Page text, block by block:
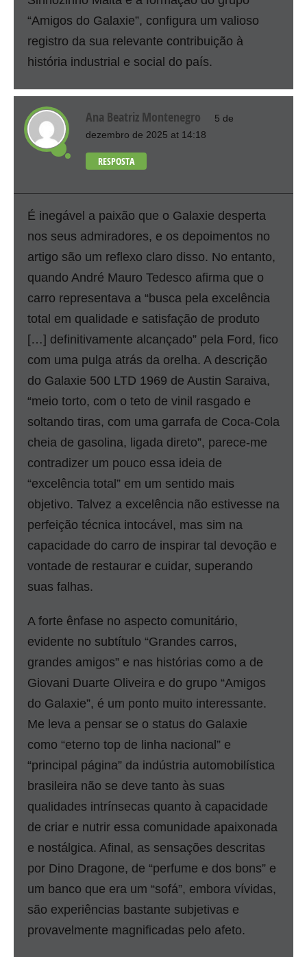
“Amigos do Galaxie”, configura um valioso
registro da sua relevante contribuição à
história industrial e social do país.
Ana Beatriz Montenegro
5 de
dezembro de 2025 at 14:18
RESPOSTA
É inegável a paixão que o Galaxie desperta
nos seus admiradores, e os depoimentos no
artigo são um reflexo claro disso. No entanto,
quando André Mauro Tedesco afirma que o
carro representava a “busca pela excelência
total em qualidade e satisfação de produto
[…] definitivamente alcançado” pela Ford, fico
com uma pulga atrás da orelha. A descrição
do Galaxie 500 LTD 1969 de Austin Saraiva,
“meio torto, com o teto de vinil rasgado e
soltando tiras, com uma garrafa de Coca-Cola
cheia de gasolina, ligada direto”, parece-me
contradizer um pouco essa ideia de
“excelência total” em um sentido mais
objetivo. Talvez a excelência não estivesse na
perfeição técnica intocável, mas sim na
capacidade do carro de inspirar tal devoção e
vontade de restaurar e cuidar, superando
suas falhas.
A forte ênfase no aspecto comunitário,
evidente no subtítulo “Grandes carros,
grandes amigos” e nas histórias como a de
Giovani Duarte Oliveira e do grupo “Amigos
do Galaxie”, é um ponto muito interessante.
Me leva a pensar se o status do Galaxie
como “eterno top de linha nacional” e
“principal página” da indústria automobilística
brasileira não se deve tanto às suas
qualidades intrínsecas quanto à capacidade
de criar e nutrir essa comunidade apaixonada
e nostálgica. Afinal, as sensações descritas
por Dino Dragone, de “perfume e dos bons” e
um banco que era um “sofá”, embora vívidas,
são experiências bastante subjetivas e
provavelmente magnificadas pelo afeto.